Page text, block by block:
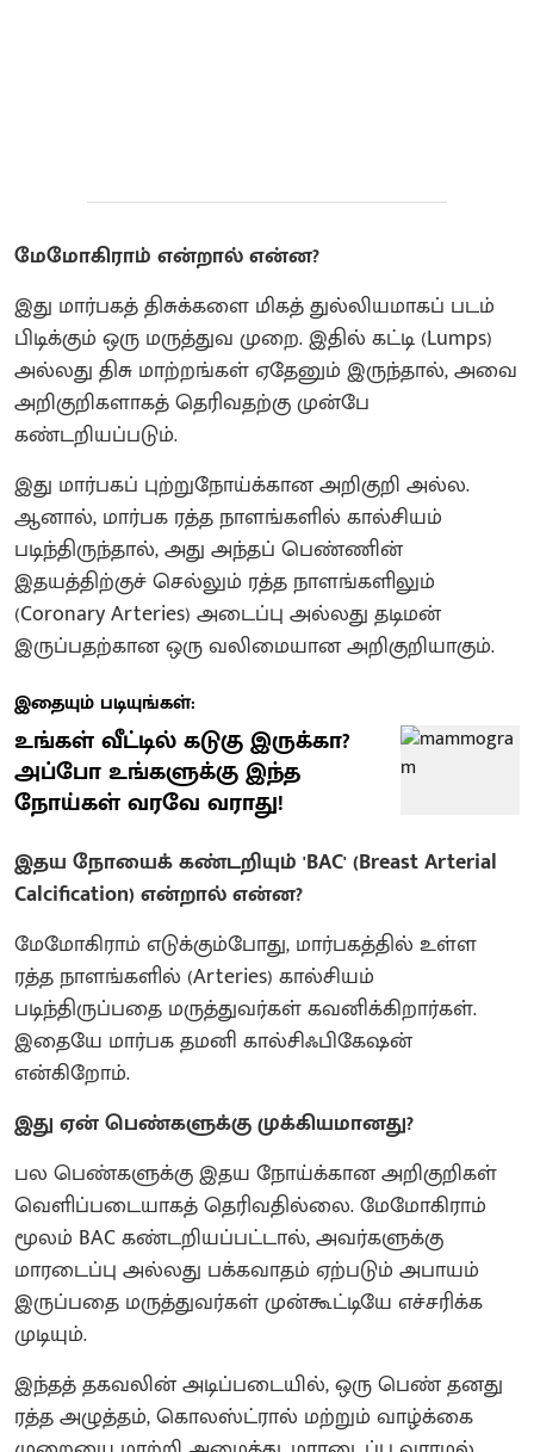
மேமோகிராம் என்றால் என்ன?
இது மார்பகத் திசுக்களை மிகத் துல்லியமாகப் படம்
பிடிக்கும் ஒரு மருத்துவ முறை. இதில் கட்டி (Lumps)
அல்லது திசு மாற்றங்கள் ஏதேனும் இருந்தால், அவை
அறிகுறிகளாகத் தெரிவதற்கு முன்பே
கண்டறியப்படும்.
இது மார்பகப் புற்றுநோய்க்கான அறிகுறி அல்ல.
ஆனால், மார்பக ரத்த நாளங்களில் கால்சியம்
படிந்திருந்தால், அது அந்தப் பெண்ணின்
இதயத்திற்குச் செல்லும் ரத்த நாளங்களிலும்
(Coronary Arteries) அடைப்பு அல்லது தடிமன்
இருப்பதற்கான ஒரு வலிமையான அறிகுறியாகும்.
இதையும் படியுங்கள்:
உங்கள் வீட்டில் கடுகு இருக்கா?
அப்போ உங்களுக்கு இந்த
நோய்கள் வரவே வராது!
இதய நோயைக் கண்டறியும் 'BAC' (Breast Arterial
Calcification) என்றால் என்ன?
மேமோகிராம் எடுக்கும்போது, மார்பகத்தில் உள்ள
ரத்த நாளங்களில் (Arteries) கால்சியம்
படிந்திருப்பதை மருத்துவர்கள் கவனிக்கிறார்கள்.
இதையே மார்பக தமனி கால்சிஃபிகேஷன்
என்கிறோம்.
இது ஏன் பெண்களுக்கு முக்கியமானது?
பல பெண்களுக்கு இதய நோய்க்கான அறிகுறிகள்
வெளிப்படையாகத் தெரிவதில்லை. மேமோகிராம்
மூலம் BAC கண்டறியப்பட்டால், அவர்களுக்கு
மாரடைப்பு அல்லது பக்கவாதம் ஏற்படும் அபாயம்
இருப்பதை மருத்துவர்கள் முன்கூட்டியே எச்சரிக்க
முடியும்.
இந்தத் தகவலின் அடிப்படையில், ஒரு பெண் தனது
ரத்த அழுத்தம், கொலஸ்ட்ரால் மற்றும் வாழ்க்கை